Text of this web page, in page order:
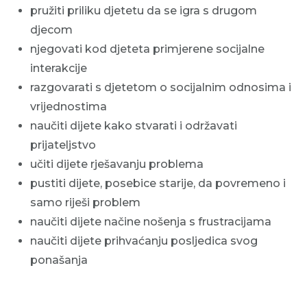
pružiti priliku djetetu da se igra s drugom
djecom
njegovati kod djeteta primjerene socijalne
interakcije
razgovarati s djetetom o socijalnim odnosima i
vrijednostima
naučiti dijete kako stvarati i održavati
prijateljstvo
učiti dijete rješavanju problema
pustiti dijete, posebice starije, da povremeno i
samo riješi problem
naučiti dijete načine nošenja s frustracijama
naučiti dijete prihvaćanju posljedica svog
ponašanja